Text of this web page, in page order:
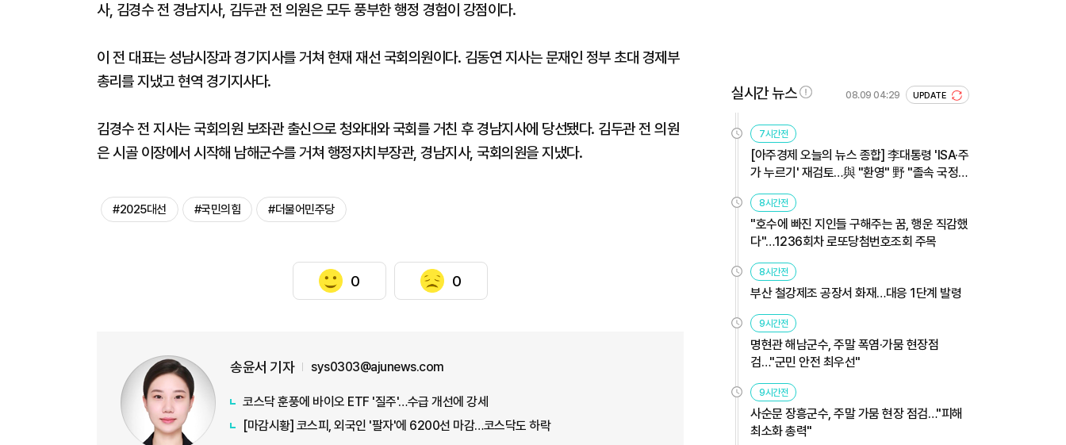
사, 김경수 전 경남지사, 김두관 전 의원은 모두 풍부한 행정 경험이 강점이다.
이 전 대표는 성남시장과 경기지사를 거쳐 현재 재선 국회의원이다. 김동연 지사는 문재인 정부 초대 경제부
총리를 지냈고 현역 경기지사다.
김경수 전 지사는 국회의원 보좌관 출신으로 청와대와 국회를 거친 후 경남지사에 당선됐다. 김두관 전 의원
은 시골 이장에서 시작해 남해군수를 거쳐 행정자치부장관, 경남지사, 국회의원을 지냈다.
#2025대선 #국민의힘 #더불어민주당
0 0
송윤서 기자 sys0303@ajunews.com
코스닥 훈풍에 바이오 ETF '질주'…수급 개선에 강세
[마감시황] 코스피, 외국인 '팔자'에 6200선 마감…코스닥도 하락
실시간 뉴스 08.09 04:29 UPDATE
7시간전
[아주경제 오늘의 뉴스 종합] 李대통령 'ISA·주
가 누르기' 재검토…與 "환영" 野 "졸속 국정"
外
8시간전
"호수에 빠진 지인들 구해주는 꿈, 행운 직감했
다"…1236회차 로또당첨번호조회 주목
8시간전
부산 철강제조 공장서 화재…대응 1단계 발령
9시간전
명현관 해남군수, 주말 폭염·가뭄 현장점
검…"군민 안전 최우선"
9시간전
사순문 장흥군수, 주말 가뭄 현장 점검…"피해
최소화 총력"